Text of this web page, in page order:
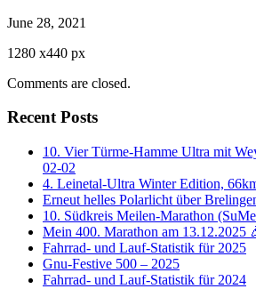
June 28, 2021
1280 x440 px
Comments are closed.
Recent Posts
10. Vier Türme-Hamme Ultra mit
02-02
4. Leinetal-Ultra Winter Edition,
Erneut helles Polarlicht über
10. Südkreis Meilen-Marathon
Mein 400. Marathon am 13.12.2025
Fahrrad- und Lauf-Statistik für 2025
Gnu-Festive 500 – 2025
Fahrrad- und Lauf-Statistik für 2024